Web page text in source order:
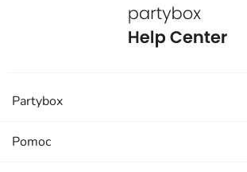
Partybox
Pomoc